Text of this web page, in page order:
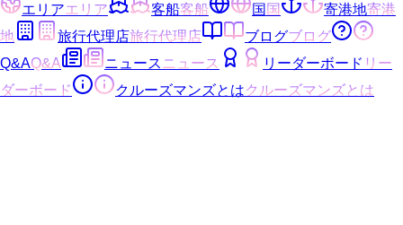
エリアエリア 客船客船 国国 寄港地寄港
地
旅行代理店旅行代理店 ブログブログ
Q&AQ&A ニュース ニュース リーダーボード リー
ダーボード
クルーズマンズとはクルーズマンズとは